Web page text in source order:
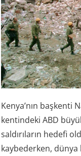
Kenya’nın başkenti
kentindeki ABD
saldırıların hedefi
kaybederken, dünya